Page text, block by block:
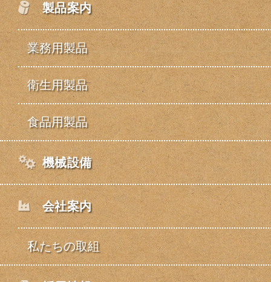
製品案内
業務用製品
衛生用製品
食品用製品
機械設備
会社案内
私たちの取組